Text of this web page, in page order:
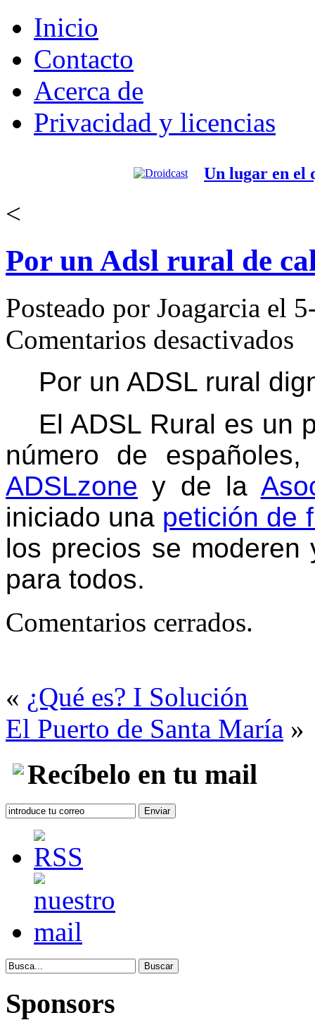
Inicio
Contacto
Acerca de
Privacidad y licencias
Un lugar en el
<
Por un Adsl rural de
Posteado por Joagarcia el
Comentarios desactivados
rural
de
Por un ADSL rural
El ADSL Rural es un
número de
ADSLzone y de la
iniciado una petición de
los precios se
para todos.
Comentarios cerrados.
« ¿Qué es? I Solución
El Puerto de Santa María »
Recíbelo en tu mail
Sponsors